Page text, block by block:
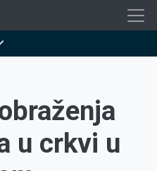
u crkvi u